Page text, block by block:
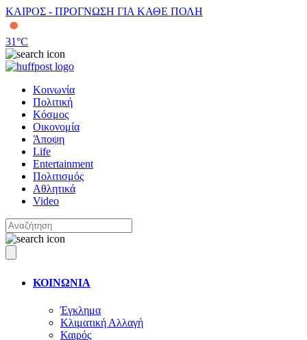
ΚΑΙΡΟΣ - ΠΡΟΓΝΩΣΗ ΓΙΑ ΚΑΘΕ ΠΟΛΗ
31°C
Κοινωνία
Πολιτική
Κόσμος
Οικονομία
Άποψη
Life
Entertainment
Πολιτισμός
Αθλητικά
Video
ΚΟΙΝΩΝΙΑ
Έγκλημα
Κλιματική Αλλαγή
Καιρός